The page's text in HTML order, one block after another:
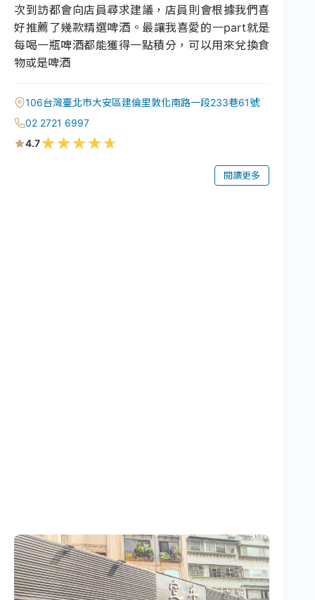
次到訪都會向店員尋求建議，店員則會根據我們喜
好推薦了幾款精選啤酒。最讓我喜愛的一part就是
每喝一瓶啤酒都能獲得一點積分，可以用來兌換食
物或是啤酒
106台灣臺北市大安區建倫里敦化南路一段233巷61號
02 2721 6997
4.7★★★★★
閱讀更多